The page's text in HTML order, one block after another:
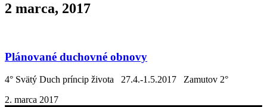
2 marca, 2017
Plánované duchovné obnovy
4° Svätý Duch príncip života 27.4.-1.5.2017 Zamutov 2°
2. marca 2017